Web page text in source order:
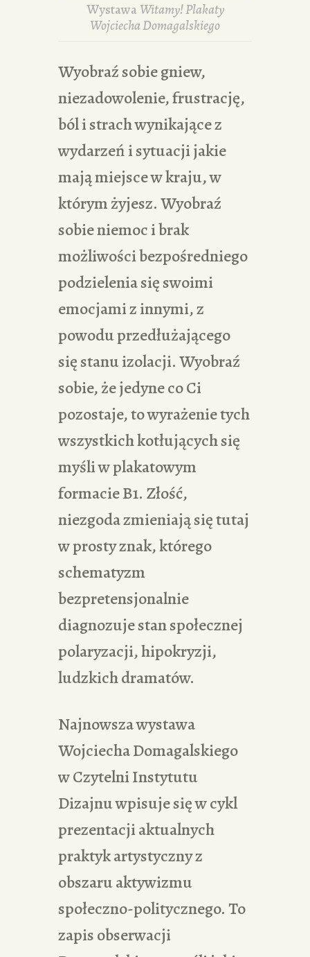
Wystawa Witamy! Plakaty
Wojciecha Domagalskiego
Wyobraź sobie gniew,
niezadowolenie, frustrację,
ból i strach wynikające z
wydarzeń i sytuacji jakie
mają miejsce w kraju, w
którym żyjesz. Wyobraź
sobie niemoc i brak
możliwości bezpośredniego
podzielenia się swoimi
emocjami z innymi, z
powodu przedłużającego
się stanu izolacji. Wyobraź
sobie, że jedyne co Ci
pozostaje, to wyrażenie tych
wszystkich kotłujących się
myśli w plakatowym
formacie B1. Złość,
niezgoda zmieniają się tutaj
w prosty znak, którego
schematyzm
bezpretensjonalnie
diagnozuje stan społecznej
polaryzacji, hipokryzji,
ludzkich dramatów.
Najnowsza wystawa
Wojciecha Domagalskiego
w Czytelni Instytutu
Dizajnu wpisuje się w cykl
prezentacji aktualnych
praktyk artystyczny z
obszaru aktywizmu
społeczno-politycznego. To
zapis obserwacji